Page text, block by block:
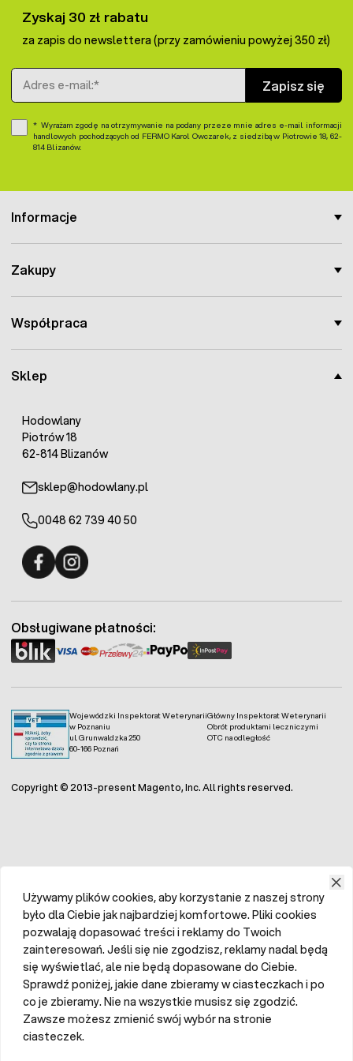
praktycznie niezbędne w momencie powstania
niespodziewanego problemu.
Sklep
Hodowlany
Piotrów 18
62-814 Blizanów
sklep@hodowlany.pl
0048 62 739 40 50
Informacje
Zakupy
Współpraca
Zyskaj 30 zł rabatu
za zapis do newslettera (przy zamówieniu powyżej 350 zł)
Adres e-mail
Zapisz się
Wyrażam zgodę na otrzymywanie na podany przeze mnie adres e-mail informacji
handlowych pochodzących od FERMO Karol Owczarek, z siedzibą w Piotrowie 18, 62-
814 Blizanów.
Wojewódzki Inspektorat Weterynarii
w Poznaniu
ul. Grunwaldzka 250
60-166 Poznań
Główny Inspektorat Weterynarii
Obrót produktami leczniczymi
OTC na odległość
Obsługiwane płatności:
Copyright © 2013-present Magento, Inc. All rights reserved.
Używamy plików cookies, aby korzystanie z naszej strony
było dla Ciebie jak najbardziej komfortowe. Pliki cookies
pozwalają dopasować treści i reklamy do Twoich
zainteresowań. Jeśli się nie zgodzisz, reklamy nadal będą
się wyświetlać, ale nie będą dopasowane do Ciebie.
Sprawdź poniżej, jakie dane zbieramy w ciasteczkach i po
co je zbieramy. Nie na wszystkie musisz się zgodzić.
Zawsze możesz zmienić swój wybór na stronie
ciasteczek.